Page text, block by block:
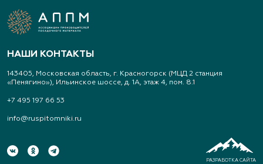
Арт-Ландшафт, садовые центры и
дом 14
(343) 213-1385
www.art-landshaft.ru
НАШИ КОНТАКТЫ
143405, Московская область, г. Красногорск (МЦД 2 станция
«Пенягино»), Ильинское шоссе, д. 1А, этаж 4, пом. 8.1
+7 495 197 66 53
info@ruspitomniki.ru
РАЗРАБОТКА САЙТА